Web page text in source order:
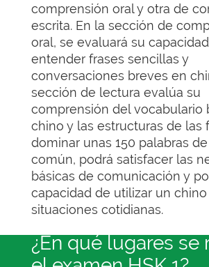
comprensión oral y otra de
escrita. En la sección de
oral, se evaluará su
entender frases sencillas y
conversaciones breves en
sección de lectura evalúa su
comprensión del vocabulario
chino y las estructuras de las
dominar unas 150 palabras
común, podrá satisfacer las
básicas de comunicación y
capacidad de utilizar un
situaciones cotidianas.
¿En qué lugares se